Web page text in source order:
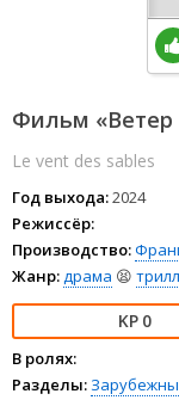
Фильм «Ветер
Le vent des sables
Год выхода:2024
Режиссёр:
Производство:
Жанр:драма 😫
0
В ролях:
Разделы: